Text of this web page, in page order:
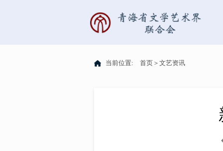
当前位置: 首页＞ 文艺资讯